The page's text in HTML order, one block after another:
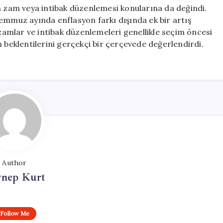
veya intibak düzenlemesi konularına da değindi.
ayında enflasyon farkı dışında ek bir artış
ve intibak düzenlemeleri genellikle seçim öncesi
beklentilerini gerçekçi bir çerçevede değerlendirdi.
Author
Kurt
Follow Me